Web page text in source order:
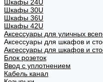
Шкафы 24U
Шкафы 30U
Шкафы 36U
Шкафы 42U
Аксессуары для уличных
Аксессуары для шкафов и
Аксессуары для шкафов и
Блок розеток
Ввод с уплотнением
Кабель канал